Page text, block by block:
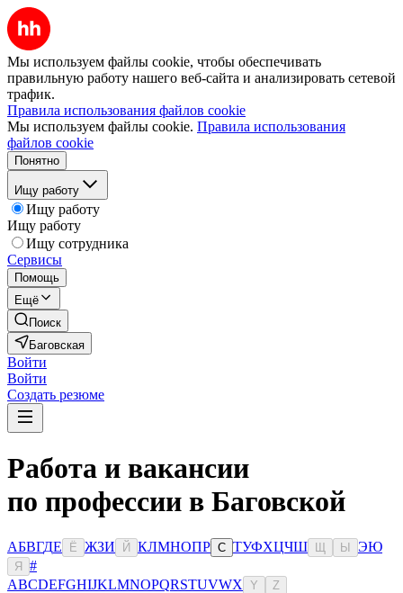
Мы используем файлы cookie, чтобы обеспечивать
правильную работу нашего веб-сайта и анализировать сетевой
трафик.
Правила использования файлов cookie
Мы используем файлы cookie. Правила использования
файлов cookie
Понятно
Ищу работу
Ищу работу
Ищу работу
Ищу сотрудника
Сервисы
Помощь
Ещё
Поиск
Баговская
Войти
Войти
Создать резюме
Работа и вакансии
по профессии в Баговской
АБВГДЕ Ё ЖЗИ Й КЛМНОПР С ТУФХЦЧШ Ы ЭЮ
Я
#
ABCDEFGHIJKLMNOPQRSTUVWX Y Z